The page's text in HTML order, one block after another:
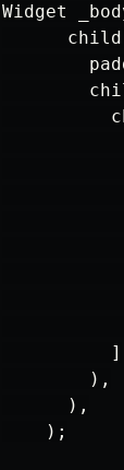
Widget
          ]
        ),
      ),
    );